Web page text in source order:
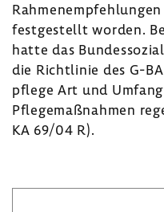
fest­ge­stellt worden.
hatte das
die Richt­linie des G-
pflege Art und
Pfle­ge­maß­nahmen
KA 69/04 R).